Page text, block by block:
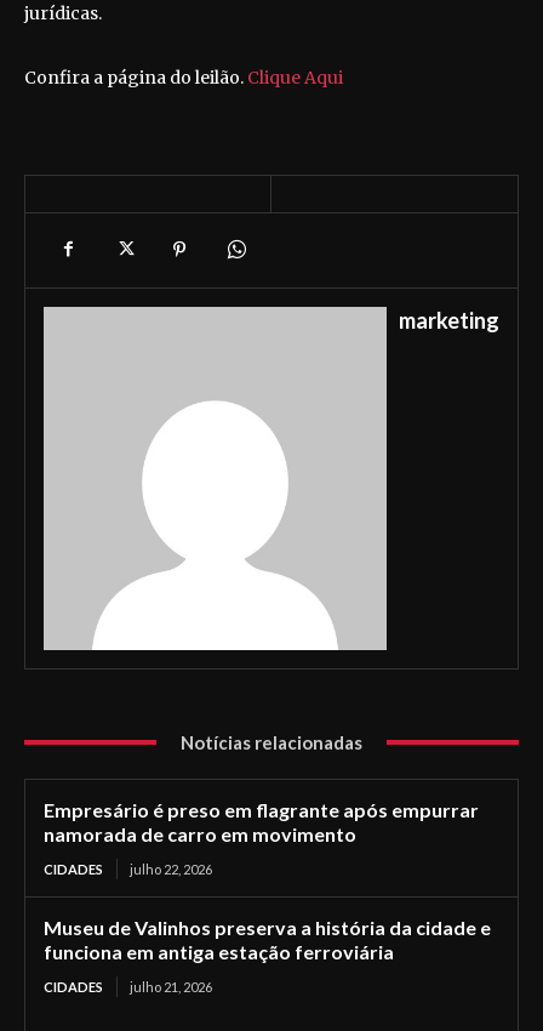
jurídicas.
Confira a página do leilão. Clique Aqui
marketing
Notícias relacionadas
Empresário é preso em flagrante após empurrar
namorada de carro em movimento
CIDADES julho 22, 2026
Museu de Valinhos preserva a história da cidade e
funciona em antiga estação ferroviária
CIDADES julho 21, 2026